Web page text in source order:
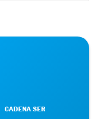
CADENA SER